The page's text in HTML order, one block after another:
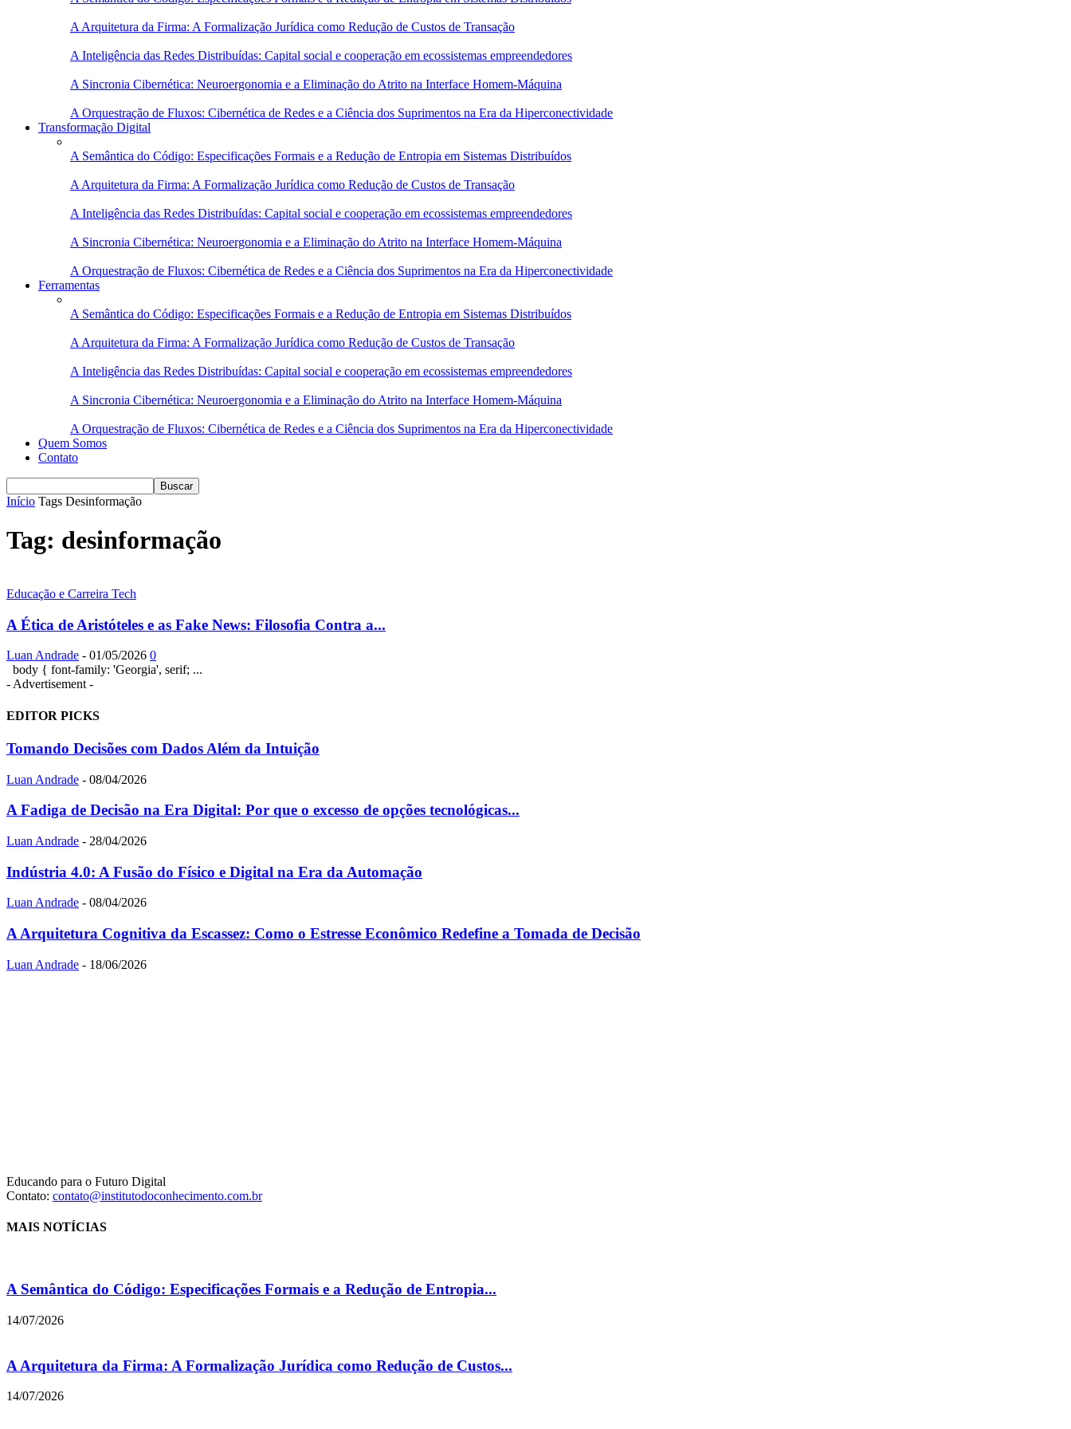
A Arquitetura da Firma: A Formalização Jurídica como Redução de Custos de Transação
A Inteligência das Redes Distribuídas: Capital social e cooperação em ecossistemas empreendedores
A Sincronia Cibernética: Neuroergonomia e a Eliminação do Atrito na Interface Homem-Máquina
A Orquestração de Fluxos: Cibernética de Redes e a Ciência dos Suprimentos na Era da Hiperconectividade
Transformação Digital
A Semântica do Código: Especificações Formais e a Redução de Entropia em Sistemas Distribuídos
A Arquitetura da Firma: A Formalização Jurídica como Redução de Custos de Transação
A Inteligência das Redes Distribuídas: Capital social e cooperação em ecossistemas empreendedores
A Sincronia Cibernética: Neuroergonomia e a Eliminação do Atrito na Interface Homem-Máquina
A Orquestração de Fluxos: Cibernética de Redes e a Ciência dos Suprimentos na Era da Hiperconectividade
Ferramentas
A Semântica do Código: Especificações Formais e a Redução de Entropia em Sistemas Distribuídos
A Arquitetura da Firma: A Formalização Jurídica como Redução de Custos de Transação
A Inteligência das Redes Distribuídas: Capital social e cooperação em ecossistemas empreendedores
A Sincronia Cibernética: Neuroergonomia e a Eliminação do Atrito na Interface Homem-Máquina
A Orquestração de Fluxos: Cibernética de Redes e a Ciência dos Suprimentos na Era da Hiperconectividade
Quem Somos
Contato
Início Tags Desinformação
Tag: desinformação
Educação e Carreira Tech
A Ética de Aristóteles e as Fake News: Filosofia Contra a...
Luan Andrade - 01/05/2026 0
body { font-family: 'Georgia', serif; ...
- Advertisement -
EDITOR PICKS
Tomando Decisões com Dados Além da Intuição
Luan Andrade - 08/04/2026
A Fadiga de Decisão na Era Digital: Por que o excesso de opções tecnológicas...
Luan Andrade - 28/04/2026
Indústria 4.0: A Fusão do Físico e Digital na Era da Automação
Luan Andrade - 08/04/2026
A Arquitetura Cognitiva da Escassez: Como o Estresse Econômico Redefine a Tomada de Decisão
Luan Andrade - 18/06/2026
Educando para o Futuro Digital
Contato: contato@institutodoconhecimento.com.br
MAIS NOTÍCIAS
A Semântica do Código: Especificações Formais e a Redução de Entropia...
14/07/2026
A Arquitetura da Firma: A Formalização Jurídica como Redução de Custos...
14/07/2026